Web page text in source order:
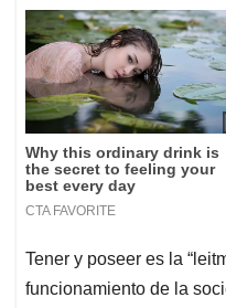
Tener y poseer es la
funcionamiento de la